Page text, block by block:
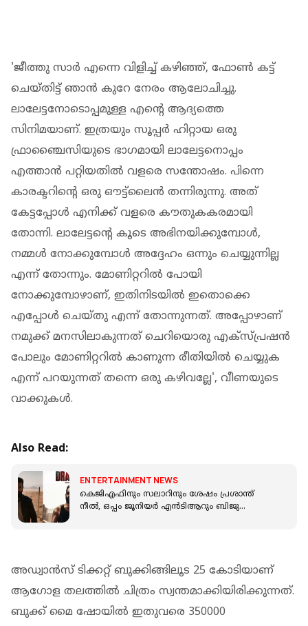
'ജീത്തു സാർ എന്നെ വിളിച്ച് കഴിഞ്ഞ്, ഫോൺ കട്ട്
ചെയ്തിട്ട് ഞാൻ കുറേ നേരം ആലോചിച്ചു.
ലാലേട്ടനോടൊപ്പമുള്ള എന്റെ ആദ്യത്തെ
സിനിമയാണ്. ഇത്രയും സൂപ്പർ ഹിറ്റായ ഒരു
ഫ്രാഞ്ചൈസിയുടെ ഭാ​ഗമായി ലാലേട്ടനൊപ്പം
എത്താൻ പറ്റിയതിൽ വളരെ സന്തോഷം. പിന്നെ
കാരക്ടറിന്റെ ഒരു ഔട്ട്‌ലൈൻ തന്നിരുന്നു. അത്
കേട്ടപ്പോൾ എനിക്ക് വളരെ കൗതുകകരമായി
തോന്നി. ലാലേട്ടന്റെ കൂടെ അഭിനയിക്കുമ്പോൾ,
നമ്മൾ നോക്കുമ്പോൾ അദ്ദേഹം ഒന്നും ചെയ്യുന്നില്ല
എന്ന് തോന്നും. മോണിറ്ററിൽ പോയി
നോക്കുമ്പോഴാണ്, ഇതിനിടയിൽ ഇതൊക്കെ
എപ്പോൾ ചെയ്തു എന്ന് തോന്നുന്നത്. അപ്പോഴാണ്
നമുക്ക് മനസിലാകുന്നത് ചെറിയൊരു എക്സ്പ്രഷൻ
പോലും മോണിറ്ററിൽ കാണുന്ന രീതിയിൽ ചെയ്യുക
എന്ന് പറയുന്നത് തന്നെ ഒരു കഴിവല്ലേ', വീണയുടെ
വാക്കുകൾ.
Also Read:
ENTERTAINMENT NEWS
കെജിഎഫിനും സലാറിനും ശേഷം പ്രശാന്ത്
നീൽ, ഒപ്പം ജൂനിയർ എൻടിആറും ബിജു
അഡ്വാൻസ് ടിക്കറ്റ് ബുക്കിങ്ങിലൂട 25 കോടിയാണ്
ആഗോള തലത്തിൽ ചിത്രം സ്വന്തമാക്കിയിരിക്കുന്നത്.
ബുക്ക് മൈ ഷോയിൽ ഇതുവരെ 350000